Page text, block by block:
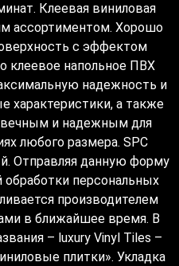
Клеевая виниловая
ассортиментом. Хорошо
с эффектом
клеевое напольное ПВХ
надежность и
характеристики, а также
и надежным для
любого размера. SPC
Отправляя данную форму
персональных
производителем
в ближайшее время. В
– luxury Vinyl Tiles –
плитки». Укладка